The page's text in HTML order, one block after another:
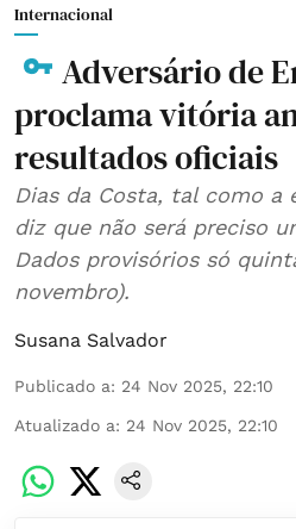
Internacional
Adversário de
proclama vitória
resultados oficiais
Dias da Costa, tal como a
diz que não será preciso
Dados provisórios só
novembro).
Susana Salvador
Publicado a: 24 Nov 2025, 22:10
Atualizado a: 24 Nov 2025, 22:10